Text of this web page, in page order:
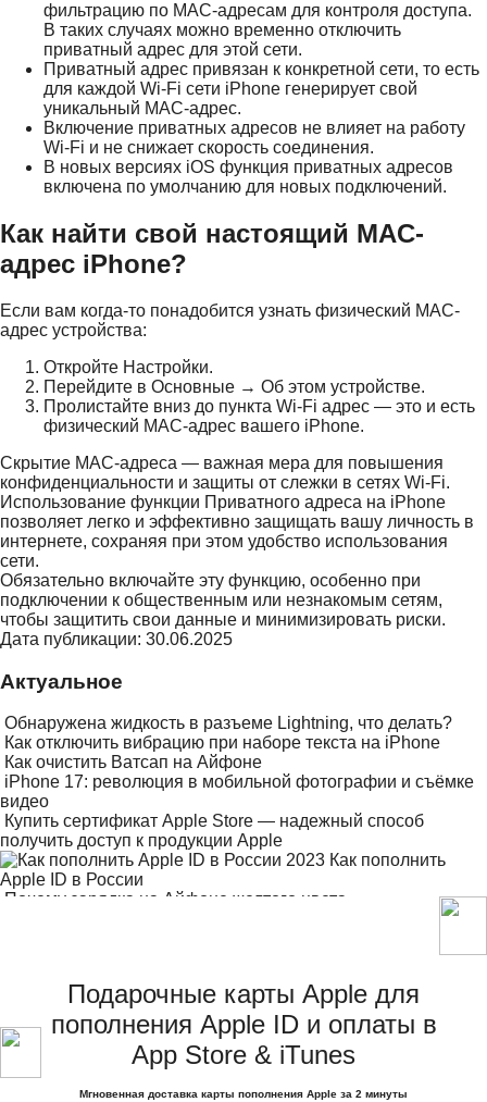
фильтрацию по MAC-адресам для контроля доступа.
В таких случаях можно временно отключить
приватный адрес для этой сети.
Приватный адрес привязан к конкретной сети, то есть
для каждой Wi-Fi сети iPhone генерирует свой
уникальный MAC-адрес.
Включение приватных адресов не влияет на работу
Wi-Fi и не снижает скорость соединения.
В новых версиях iOS функция приватных адресов
включена по умолчанию для новых подключений.
Как найти свой настоящий MAC-
адрес iPhone?
Если вам когда-то понадобится узнать физический MAC-
адрес устройства:
Откройте Настройки.
Перейдите в Основные → Об этом устройстве.
Пролистайте вниз до пункта Wi-Fi адрес — это и есть
физический MAC-адрес вашего iPhone.
Скрытие MAC-адреса — важная мера для повышения
конфиденциальности и защиты от слежки в сетях Wi-Fi.
Использование функции Приватного адреса на iPhone
позволяет легко и эффективно защищать вашу личность в
интернете, сохраняя при этом удобство использования
сети.
Обязательно включайте эту функцию, особенно при
подключении к общественным или незнакомым сетям,
чтобы защитить свои данные и минимизировать риски.
Дата публикации: 30.06.2025
Актуальное
Обнаружена жидкость в разъеме Lightning, что делать?
Как отключить вибрацию при наборе текста на iPhone
Как очистить Ватсап на Айфоне
iPhone 17: революция в мобильной фотографии и съёмке
видео
Купить сертификат Apple Store — надежный способ
получить доступ к продукции Apple
Как пополнить
Apple ID в России
Почему зарядка на Айфоне желтого цвета
Подарочные карты Apple для
пополнения Apple ID и оплаты в
App Store & iTunes
Мгновенная доставка карты пополнения Apple за 2 минуты